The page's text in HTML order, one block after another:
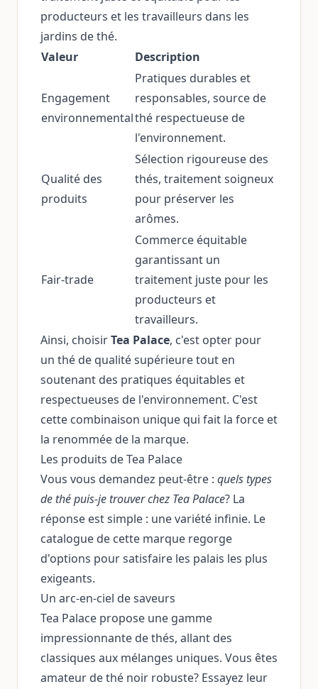
producteurs et les travailleurs dans les
jardins de thé.
Valeur
Description
Engagement
environnemental
Pratiques durables et
responsables, source de
thé respectueuse de
l'environnement.
Qualité des
produits
Sélection rigoureuse des
thés, traitement soigneux
pour préserver les
arômes.
Fair-trade
Commerce équitable
garantissant un
traitement juste pour les
producteurs et
travailleurs.
Ainsi, choisirTea Palace, c'est opter pour
un thé de qualité supérieure tout en
soutenant des pratiques équitables et
respectueuses de l'environnement. C'est
cette combinaison unique qui fait la force et
la renommée de la marque.
Les produits de Tea Palace
Vous vous demandez peut-être : quels types
de thé puis-je trouver chez Tea Palace? La
réponse est simple : une variété infinie. Le
catalogue de cette marque regorge
d'options pour satisfaire les palais les plus
exigeants.
Un arc-en-ciel de saveurs
Tea Palace propose une gamme
impressionnante de thés, allant des
classiques aux mélanges uniques. Vous êtes
amateur de thé noir robuste? Essayez leur